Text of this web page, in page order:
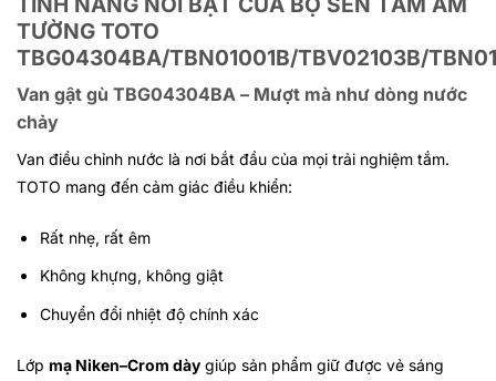
TƯỜNG TOTO
TBG04304BA/TBN01001B/TBV02103B/
Van gật gù TBG04304BA – Mượt mà như dòng nước
chảy
Van điều chỉnh nước là nơi bắt đầu của mọi trải nghiệm tắm.
TOTO mang đến cảm giác điều khiển:
Rất nhẹ, rất êm
Không khựng, không giật
Chuyển đổi nhiệt độ chính xác
Lớp mạ Niken–Crom dày giúp sản phẩm giữ được vẻ sáng